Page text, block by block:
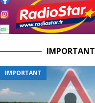
IMPORTANT
IMPORTANT